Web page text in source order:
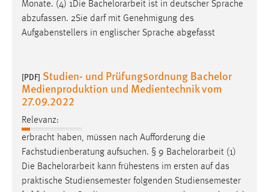
Monate. (4) 1Die Bachelorarbeit ist in deutscher Sprache
abzufassen. 2Sie darf mit Genehmigung des
Aufgabenstellers in englischer Sprache abgefasst
[PDF] Studien- und Prüfungsordnung Bachelor
Medienproduktion und Medientechnik vom
27.09.2022
Relevanz:
erbracht haben, müssen nach Aufforderung die
Fachstudienberatung aufsuchen. § 9 Bachelorarbeit (1)
Die Bachelorarbeit kann frühestens im ersten auf das
praktische Studiensemester folgenden Studiensemester